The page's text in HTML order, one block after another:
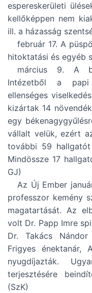
espereskerületi
kellőképpen nem
ill. a házasság
február 17. A
hitoktatási és egyéb
március 9. A
Intézetből a papi
ellenséges
kizártak 14
egy
vállalt velük, ezért
további 59
Mindössze 17
GJ)
Az Új Ember
professzor kemény
magatartását. Az
volt Dr. Papp Imre
Dr. Takács
Frigyes énektanár,
nyugdíjazták.
terjesztésére
(SzK)